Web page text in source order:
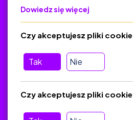
Polityka Prywatności
O platformie
Baza materiałów
Jak zostać autorem
Dowiedz się więcej
Tak Nie
Czy akceptujesz pliki
Czy akceptujesz pliki